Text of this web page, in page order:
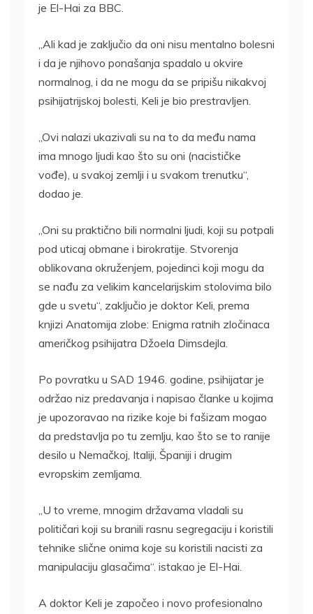
je El-Hai za BBC.
„Ali kad je zaključio da oni nisu mentalno bolesni
i da je njihovo ponašanja spadalo u okvire
normalnog, i da ne mogu da se pripišu nikakvoj
psihijatrijskoj bolesti, Keli je bio prestravljen.
„Ovi nalazi ukazivali su na to da među nama
ima mnogo ljudi kao što su oni (nacističke
vođe), u svakoj zemlji i u svakom trenutku“,
dodao je.
„Oni su praktično bili normalni ljudi, koji su potpali
pod uticaj obmane i birokratije. Stvorenja
oblikovana okruženjem, pojedinci koji mogu da
se nađu za velikim kancelarijskim stolovima bilo
gde u svetu“, zaključio je doktor Keli, prema
knjizi Anatomija zlobe: Enigma ratnih zločinaca
američkog psihijatra Džoela Dimsdejla.
Po povratku u SAD 1946. godine, psihijatar je
održao niz predavanja i napisao članke u kojima
je upozoravao na rizike koje bi fašizam mogao
da predstavlja po tu zemlju, kao što se to ranije
desilo u Nemačkoj, Italiji, Španiji i drugim
evropskim zemljama.
„U to vreme, mnogim državama vladali su
političari koji su branili rasnu segregaciju i koristili
tehnike slične onima koje su koristili nacisti za
manipulaciju glasačima“. istakao je El-Hai.
A doktor Keli je započeo i novo profesionalno